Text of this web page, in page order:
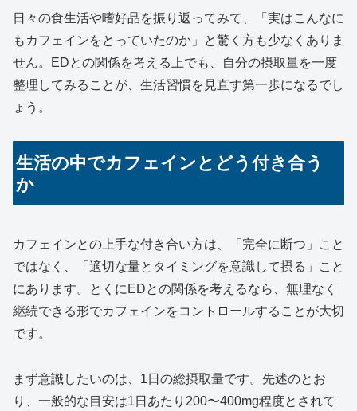
日々の食生活や嗜好品を振り返ってみて、「実はこんなに
もカフェインをとっていたのか」と驚く方も少なくありま
せん。EDとの関係を考える上でも、自分の摂取量を一度
整理してみることが、生活習慣を見直す第一歩になるでし
ょう。
生活の中でカフェインとどう付き合う
か
カフェインとの上手な付き合い方は、「完全に断つ」こと
ではなく、「適切な量とタイミングを意識して摂る」こと
にあります。とくにEDとの関係を考えるなら、無理なく
継続できる形でカフェインをコントロールすることが大切
です。
まず意識したいのは、1日の総摂取量です。先述のとお
り、一般的な目安は1日あたり200〜400mg程度とされて